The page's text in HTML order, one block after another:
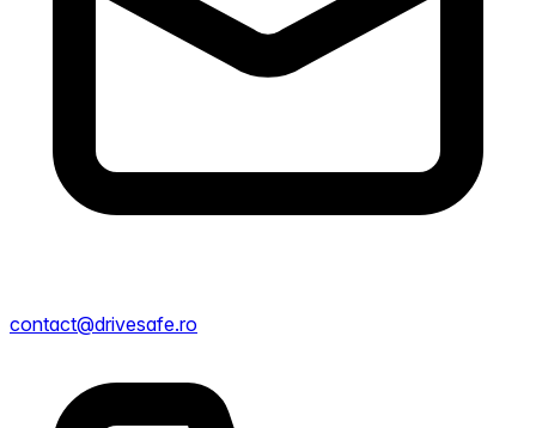
contact@drivesafe.ro